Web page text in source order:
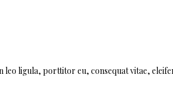
leo ligula, porttitor eu, consequat vitae,